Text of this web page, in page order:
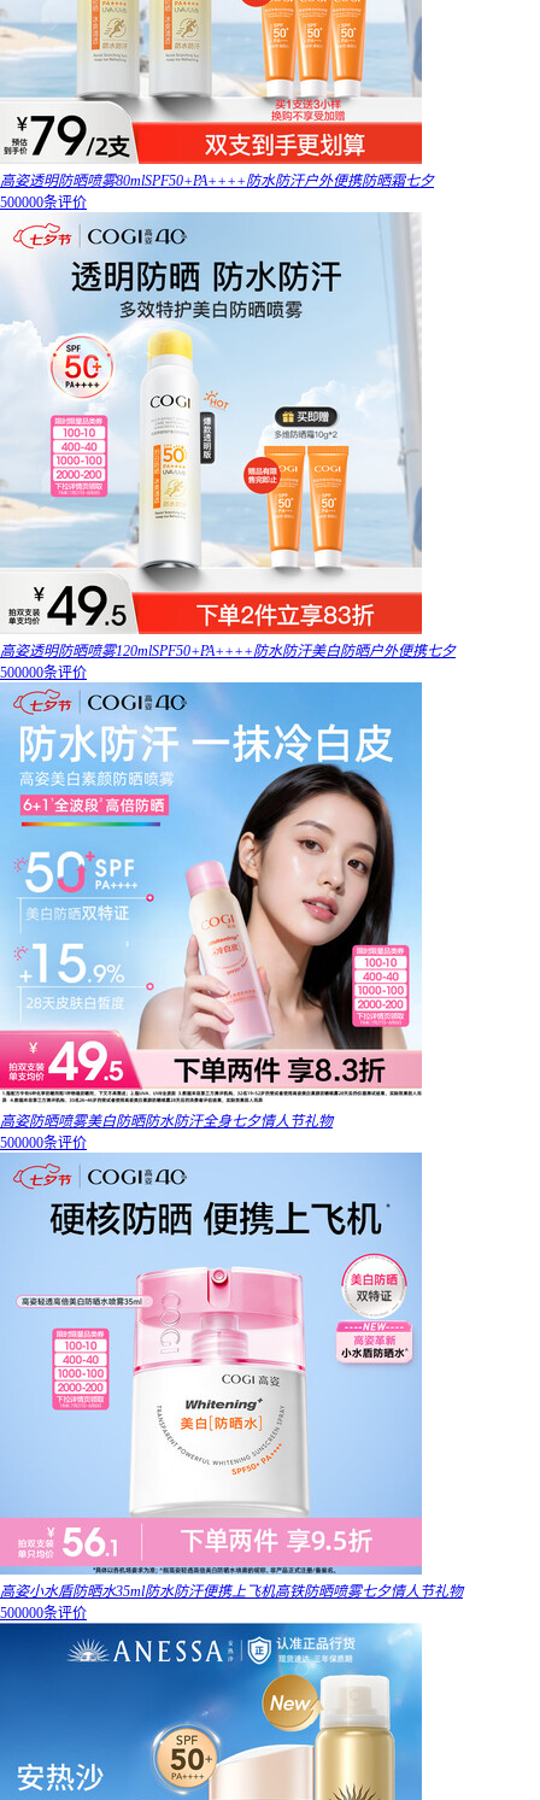
高姿透明防晒喷雾80mlSPF50+PA++++防水防汗户外便携防晒霜七夕
500000条评价
高姿透明防晒喷雾120mlSPF50+PA++++防水防汗美白防晒户外便携七夕
500000条评价
高姿防晒喷雾美白防晒防水防汗全身七夕情人节礼物
500000条评价
高姿小水盾防晒水35ml防水防汗便携上飞机高铁防晒喷雾七夕情人节礼物
500000条评价